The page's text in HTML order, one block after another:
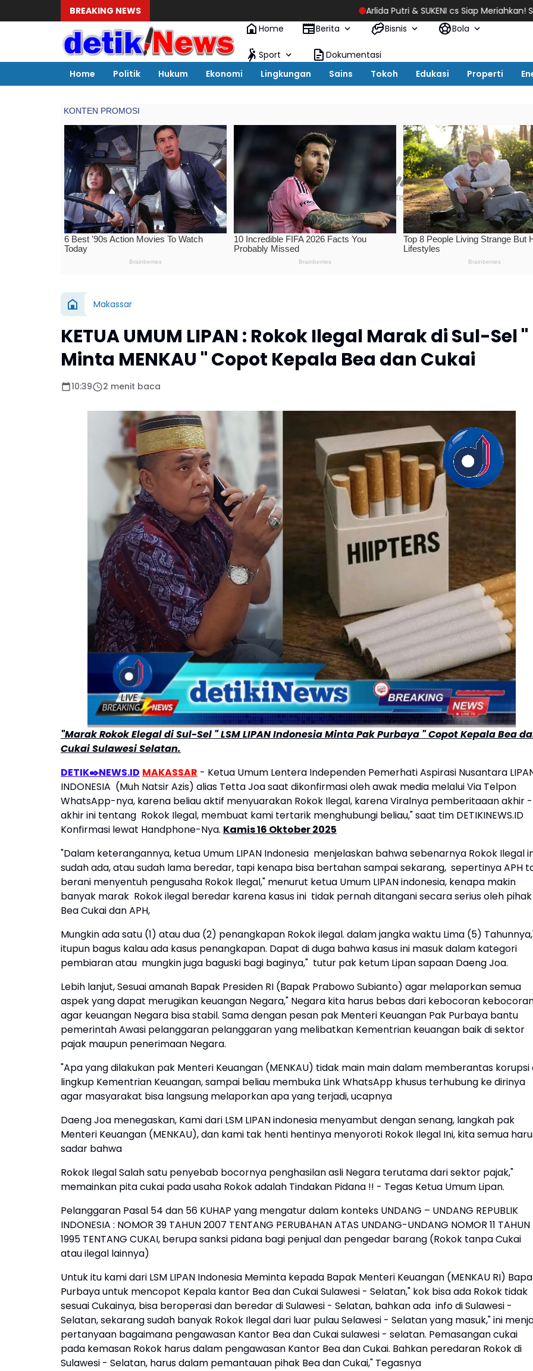
BREAKING NEWS
Arlida Putri & SUKENI cs Siap Meriahkan! Semarang
Home
Berita Bisnis Bola
Sport
Dokumentasi
Home
Politik Hukum Ekonomi Lingkungan Sains Tokoh Edukasi Properti
Makassar
KETUA UMUM LIPAN : Rokok Ilegal Marak di Sul-Sel "
Minta MENKAU " Copot Kepala Bea dan Cukai
10:39 2 menit baca
"Marak Rokok Elegal di Sul-Sel " LSM LIPAN Indonesia Minta Pak Purbaya " Copot Kepala Bea
Cukai Sulawesi Selatan.
DETIK✒️NEWS.ID MAKASSAR - Ketua Umum Lentera Independen Pemerhati Aspirasi Nusantara
INDONESIA (Muh Natsir Azis) alias Tetta Joa saat dikonfirmasi oleh awak media melalui Via Telpon
WhatsApp-nya, karena beliau aktif menyuarakan Rokok Ilegal, karena Viralnya pemberitaaan akhir -
akhir ini tentang Rokok Ilegal, membuat kami tertarik menghubungi beliau," saat tim DETIKINEWS.ID
Konfirmasi lewat Handphone-Nya. Kamis 16 Oktober 2025
"Dalam keterangannya, ketua Umum LIPAN Indonesia menjelaskan bahwa sebenarnya Rokok Ilegal
sudah ada, atau sudah lama beredar, tapi kenapa bisa bertahan sampai sekarang, sepertinya APH
berani menyentuh pengusaha Rokok Ilegal," menurut ketua Umum LIPAN indonesia, kenapa makin
banyak marak Rokok ilegal beredar karena kasus ini tidak pernah ditangani secara serius oleh pihak
Bea Cukai dan APH,
Mungkin ada satu (1) atau dua (2) penangkapan Rokok ilegal. dalam jangka waktu Lima (5)
itupun bagus kalau ada kasus penangkapan. Dapat di duga bahwa kasus ini masuk dalam kategori
pembiaran atau mungkin juga baguski bagi baginya," tutur pak ketum Lipan sapaan Daeng Joa.
Lebih lanjut, Sesuai amanah Bapak Presiden RI (Bapak Prabowo Subianto) agar melaporkan semua
aspek yang dapat merugikan keuangan Negara," Negara kita harus bebas dari kebocoran
agar keuangan Negara bisa stabil. Sama dengan pesan pak Menteri Keuangan Pak Purbaya bantu
pemerintah Awasi pelanggaran pelanggaran yang melibatkan Kementrian keuangan baik di sektor
pajak maupun penerimaan Negara.
"Apa yang dilakukan pak Menteri Keuangan (MENKAU) tidak main main dalam memberantas korupsi
lingkup Kementrian Keuangan, sampai beliau membuka Link WhatsApp khusus terhubung ke dirinya
agar masyarakat bisa langsung melaporkan apa yang terjadi, ucapnya
Daeng Joa menegaskan, Kami dari LSM LIPAN indonesia menyambut dengan senang, langkah pak
Menteri Keuangan (MENKAU), dan kami tak henti hentinya menyoroti Rokok Ilegal Ini, kita semua
sadar bahwa
Rokok Ilegal Salah satu penyebab bocornya penghasilan asli Negara terutama dari sektor pajak,"
memainkan pita cukai pada usaha Rokok adalah Tindakan Pidana !! - Tegas Ketua Umum Lipan.
Pelanggaran Pasal 54 dan 56 KUHAP yang mengatur dalam konteks UNDANG – UNDANG REPUBLIK
INDONESIA : NOMOR 39 TAHUN 2007 TENTANG PERUBAHAN ATAS UNDANG-UNDANG NOMOR 11 TAHUN
1995 TENTANG CUKAI, berupa sanksi pidana bagi penjual dan pengedar barang (Rokok tanpa Cukai
atau ilegal lainnya)
Untuk itu kami dari LSM LIPAN Indonesia Meminta kepada Bapak Menteri Keuangan (MENKAU RI)
Purbaya untuk mencopot Kepala kantor Bea dan Cukai Sulawesi - Selatan," kok bisa ada Rokok tidak
sesuai Cukainya, bisa beroperasi dan beredar di Sulawesi - Selatan, bahkan ada info di Sulawesi -
Selatan, sekarang sudah banyak Rokok Ilegal dari luar pulau Selawesi - Selatan yang masuk," ini
pertanyaan bagaimana pengawasan Kantor Bea dan Cukai sulawesi - selatan. Pemasangan cukai
pada kemasan Rokok harus dalam pengawasan Kantor Bea dan Cukai. Bahkan peredaran Rokok di
Sulawesi - Selatan, harus dalam pemantauan pihak Bea dan Cukai," Tegasnya